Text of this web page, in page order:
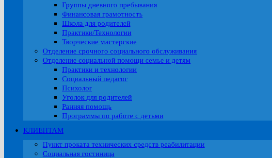
Группы дневного пребывания
Финансовая грамотность
Школа для родителей
Практики/Технологии
Творческие мастерские
Отделение срочного социального обслуживания
Отделение социальной помощи семье и детям
Практики и технологии
Социальный педагог
Психолог
Уголок для родителей
Ранняя помощь
Программы по работе с детьми
КЛИЕНТАМ
Пункт проката технических средств реабилитации
Социальная гостиница